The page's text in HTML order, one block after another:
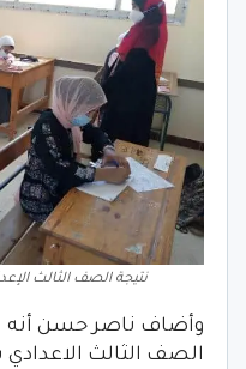
نتيجة الصف الثالث
وأضاف ناصر حسن أنه